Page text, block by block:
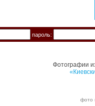
пароль:
Фотографии
фото